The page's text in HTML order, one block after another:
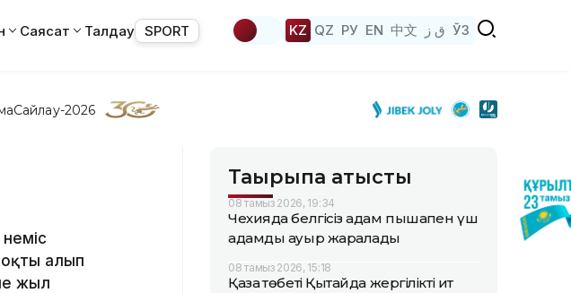
Саясат Талдау SPORT KZ QZ РУ EN 中文 ق ز ЎЗ
Сайлау-2026
оқты алып
жыл
Тақырыпқа қатысты
08 тамыз 2026, 19:34
Чехияда белгісіз адам пышақпен үш
адамды ауыр жаралады
08 тамыз 2026, 15:18
Қазақ төбеті Қытайда жергілікті ит